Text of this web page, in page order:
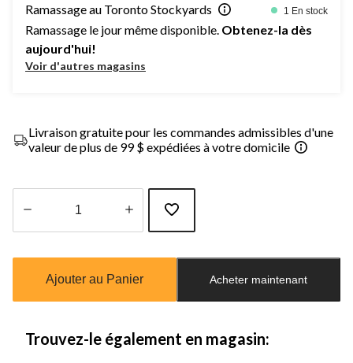
Ramassage au Toronto Stockyards 1 En stock
Ramassage le jour même disponible. Obtenez-la dès
aujourd'hui!
Voir d'autres magasins
Livraison gratuite pour les commandes admissibles d'une
valeur de plus de 99 $ expédiées à votre domicile
mise
à
Ajouter au Panier Acheter maintenant
Trouvez-le également en magasin: